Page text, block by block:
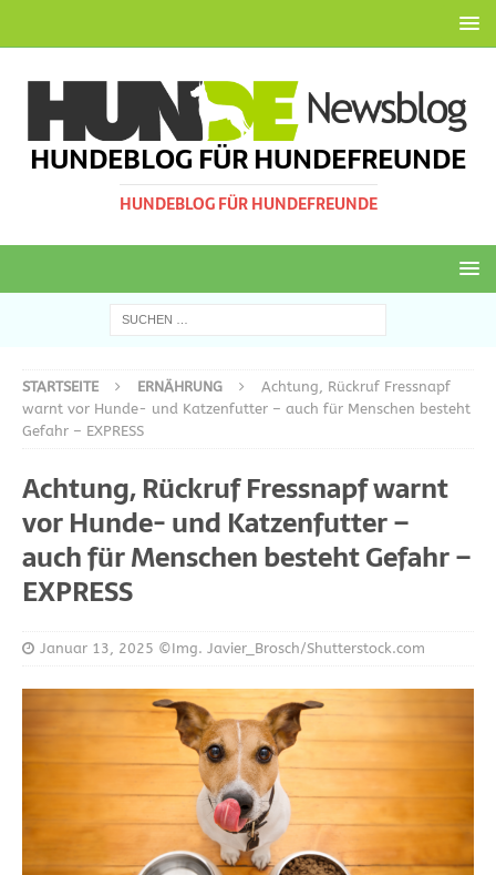
HUNDEBLOG FÜR HUNDEFREUNDE
HUNDEBLOG FÜR HUNDEFREUNDE
STARTSEITE ERNÄHRUNG
Achtung, Rückruf Fressnapf
warnt vor Hunde- und Katzenfutter – auch für Menschen besteht
Gefahr – EXPRESS
Achtung, Rückruf Fressnapf warnt
vor Hunde- und Katzenfutter –
auch für Menschen besteht Gefahr –
EXPRESS
Januar 13, 2025 ©Img. Javier_Brosch/Shutterstock.com